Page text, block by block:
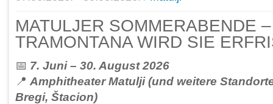
MATULJER SOMMERABENDE –
TRAMONTANA WIRD SIE
📅 7. Juni – 30. August 2026
📍 Amphitheater Matulji (und weitere
Bregi, Štacion)